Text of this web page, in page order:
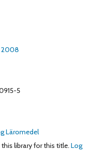
2008
5
Läromedel
library for this title. Log